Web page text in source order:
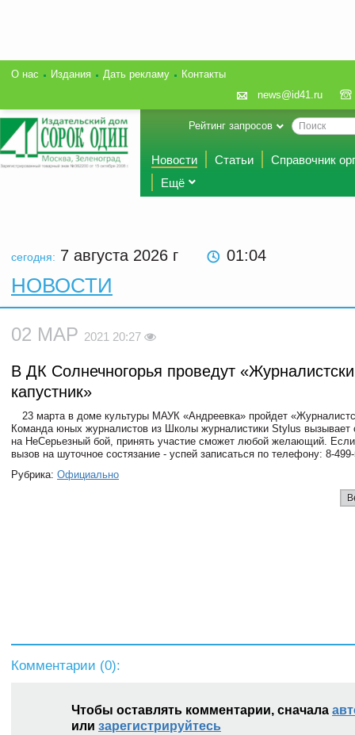
О нас Издания Дать рекламу
Контакты
news@id41.ru
Рейтинг запросов
Новости Статьи
Справочник
Ещё
сегодня: 7 августа 2026 г 01:04
НОВОСТИ
02 МАР 2021 20:27
В ДК Солнечногорья проведут
капустник»
23 марта в доме культуры МАУК «Андреевка» пройдет
Команда юных журналистов из Школы журналистики Stylus вызывает
на НеСерьезный бой, принять участие сможет любой желающий. Если
вызов на шуточное состязание - успей записаться по телефону: 8-
Рубрика: Официально
Комментарии (0):
Чтобы оставлять комментарии, сначала
или зарегистрируйтесь